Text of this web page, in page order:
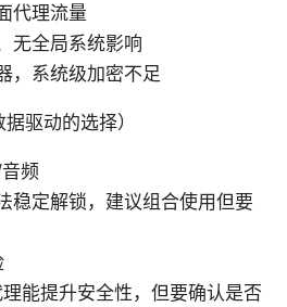
代理流量
无全局系统影响
，系统级加密不足
驱动的选择）
频
稳定解锁，建议组合使用但要
能提升安全性，但要确认是否